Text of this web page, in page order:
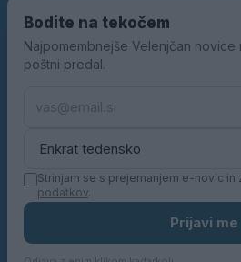
Oglaševanje
Kontakt
KN MEDIA
Bodite na tekočem
Najpomembnejše Velenjčan novice
poštni predal.
Strinjam se s prejemanjem e-novic in
podatkov.
Prijavi me